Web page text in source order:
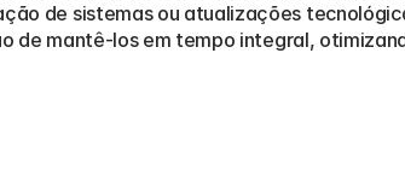
de sistemas ou atualizações
de mantê-los em tempo integral,